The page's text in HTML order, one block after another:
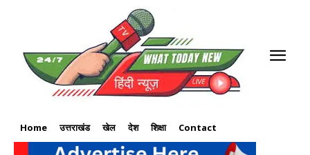
Home उत्तराखंड खेल देश शिक्षा Contact